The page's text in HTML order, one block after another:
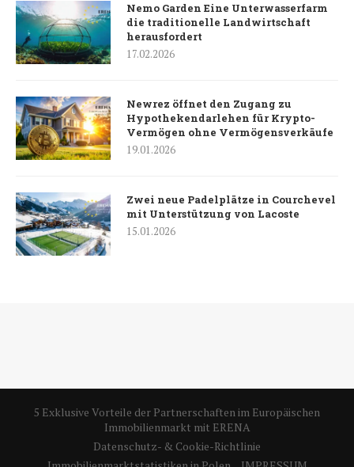
Nemo Garden Eine Unterwasserfarm
die traditionelle Landwirtschaft
herausfordert
17.02.2026
Newrez öffnet den Zugang zu
Hypothekendarlehen für Krypto-
Vermögen ohne Vermögensverkäufe
19.01.2026
Zwei neue Padelplätze in Courchevel
mit Unterstützung von Lacoste
15.01.2026
5 Exklusive Vorteile der Partnerschaften im Europäischen
Immobilienmarkt mit ERENA
Datenschutz- & Cookie-Richtlinie